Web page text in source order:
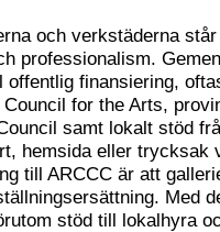
och verkstäderna
professionalism.
offentlig finansiering,
for the Arts,
samt lokalt stöd
hemsida eller trycksak
till ARCCC är att
Med
stöd till lokalhyra